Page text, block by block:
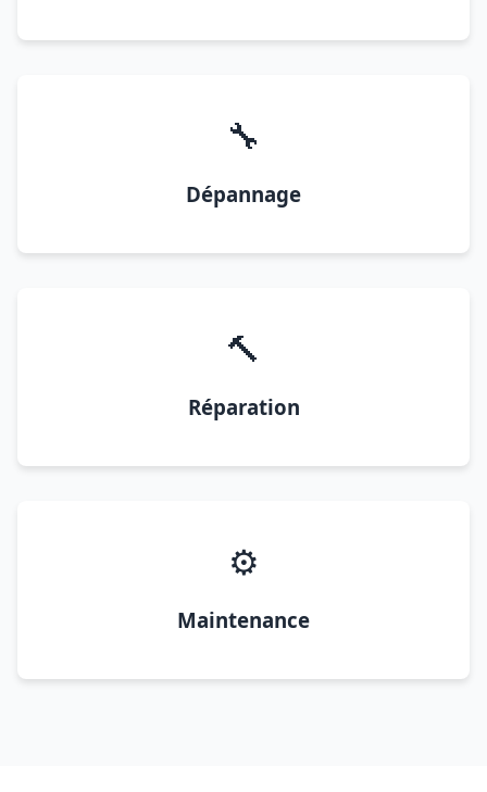
🔧
Dépannage
🔨
Réparation
⚙️
Maintenance